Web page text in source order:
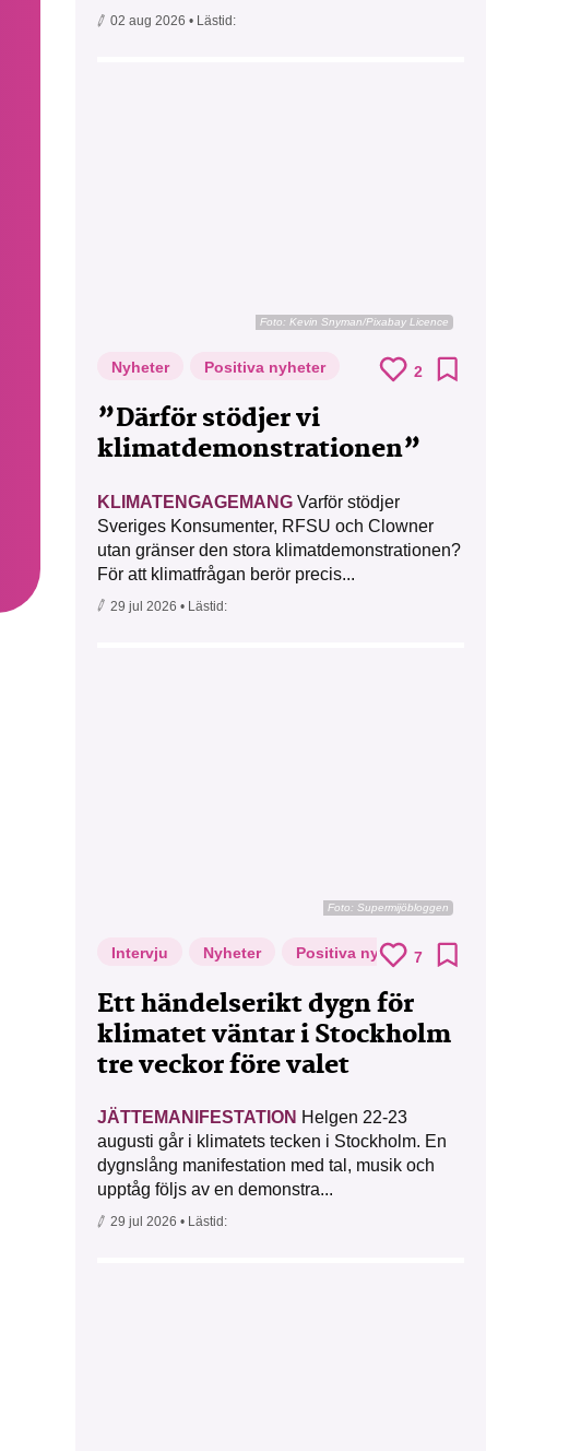
02 aug 2026 • Lästid:
Foto: Kevin Snyman/Pixabay Licence
Nyheter Positiva nyheter 2
”Därför stödjer vi
klimatdemonstrationen”
KLIMATENGAGEMANG Varför stödjer
Sveriges Konsumenter, RFSU och Clowner
utan gränser den stora klimatdemonstrationen?
För att klimatfrågan berör precis...
29 jul 2026 • Lästid:
Foto: Supermijöbloggen
Intervju Nyheter Positiva nyheter7
Ett händelserikt dygn för
klimatet väntar i Stockholm
tre veckor före valet
JÄTTEMANIFESTATION Helgen 22-23
augusti går i klimatets tecken i Stockholm. En
dygnslång manifestation med tal, musik och
upptåg följs av en demonstra...
29 jul 2026 • Lästid: